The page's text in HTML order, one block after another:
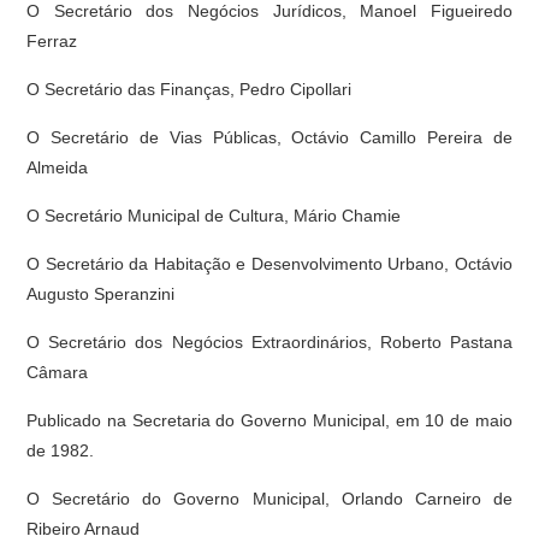
O Secretário dos Negócios Jurídicos, Manoel Figueiredo
Ferraz
O Secretário das Finanças, Pedro Cipollari
O Secretário de Vias Públicas, Octávio Camillo Pereira de
Almeida
O Secretário Municipal de Cultura, Mário Chamie
O Secretário da Habitação e Desenvolvimento Urbano, Octávio
Augusto Speranzini
O Secretário dos Negócios Extraordinários, Roberto Pastana
Câmara
Publicado na Secretaria do Governo Municipal, em 10 de maio
de 1982.
O Secretário do Governo Municipal, Orlando Carneiro de
Ribeiro Arnaud